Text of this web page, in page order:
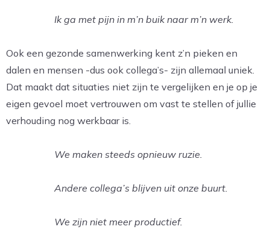
Ik ga met pijn in m’n buik naar m’n werk.
Ook een gezonde samenwerking kent z’n pieken en
dalen en mensen -dus ook collega’s- zijn allemaal uniek.
Dat maakt dat situaties niet zijn te vergelijken en je op je
eigen gevoel moet vertrouwen om vast te stellen of jullie
verhouding nog werkbaar is.
We maken steeds opnieuw ruzie.
Andere collega’s blijven uit onze buurt.
We zijn niet meer productief.